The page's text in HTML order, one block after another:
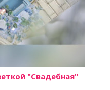
"Свадебная"